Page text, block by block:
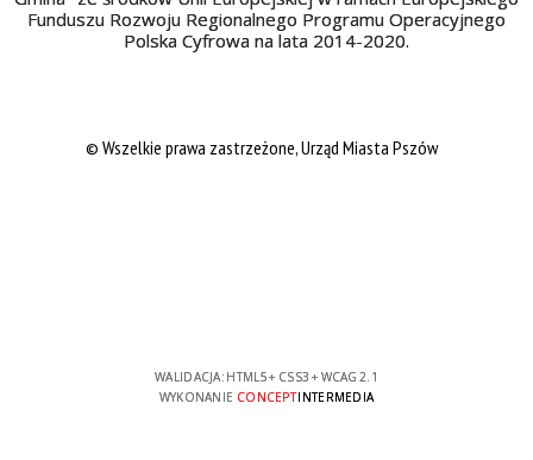
Funduszu Rozwoju Regionalnego Programu Operacyjnego
Polska Cyfrowa na lata 2014-2020.
© Wszelkie prawa zastrzeżone, Urząd Miasta Pszów
WALIDACJA: HTML5+ CSS3 + WCAG 2.1
WYKONANIE CONCEPTINTERMEDIA